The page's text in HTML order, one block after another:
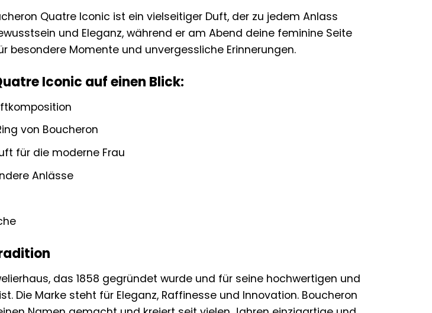
Quatre Iconic ist ein vielseitiger Duft, der zu jedem Anlass
und Eleganz, während er am Abend deine feminine Seite
besondere Momente und unvergessliche Erinnerungen.
Iconic auf einen Blick:
von Boucheron
für die moderne Frau
Anlässe
das 1858 gegründet wurde und für seine hochwertigen und
Die Marke steht für Eleganz, Raffinesse und Innovation. Boucheron